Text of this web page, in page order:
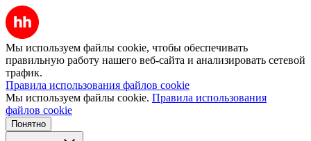
Мы используем файлы cookie, чтобы обеспечивать
правильную работу нашего веб-сайта и анализировать сетевой
трафик.
Правила использования файлов cookie
Мы используем файлы cookie. Правила использования
файлов cookie
Понятно